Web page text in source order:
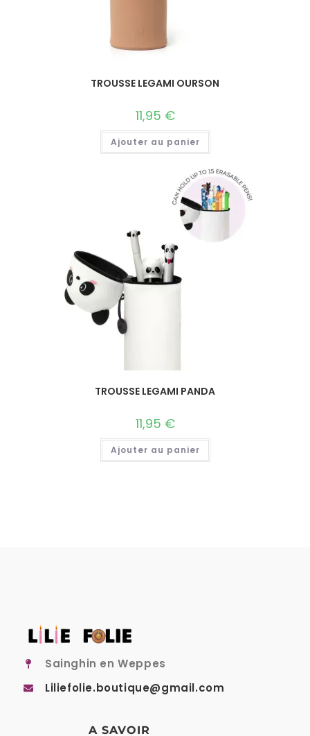
TROUSSE LEGAMI OURSON
11,95 €
Ajouter au panier
TROUSSE LEGAMI PANDA
11,95 €
Ajouter au panier
Sainghin en Weppes
Liliefolie.boutique@gmail.com
A SAVOIR